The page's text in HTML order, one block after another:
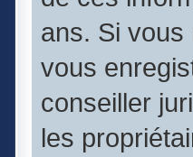
ans. Si vous
vous
conseiller
les